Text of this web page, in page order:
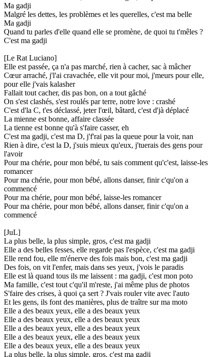
Ma gadji
Malgré les dettes, les problèmes et les querelles, c'est ma belle
Ma gadji
Quand tu parles d'elle quand elle se promène, de quoi tu t'mêles ?
C'est ma gadji
[Le Rat Luciano]
Elle est passée, ça n'a pas marché, rien à cacher, sac à mâcher
Cœur arraché, j'l'ai cravachée, elle vit pour moi, j'meurs pour elle,
pour elle j'vais kalasher
Fallait tout cacher, dis pas bon, on a tout gâché
On s'est clashés, s'est roulés par terre, notre love : crashé
C'est d'la C, t'es déclassé, jeter l'œil, bâtard, c'est d'jà déplacé
La mienne est bonne, affaire classée
La tienne est bonne qu'à s'faire casser, eh
C'est ma gadji, c'est ma D, j'f'rai pas la queue pour la voir, nan
Rien à dire, c'est la D, j'suis mieux qu'eux, j'tuerais des gens pour
l'avoir
Pour ma chérie, pour mon bébé, tu sais comment qu'c'est, laisse-les
romancer
Pour ma chérie, pour mon bébé, allons danser, finir c'qu'on a
commencé
Pour ma chérie, pour mon bébé, laisse-les romancer
Pour ma chérie, pour mon bébé, allons danser, finir c'qu'on a
commencé
[JuL]
La plus belle, la plus simple, gros, c'est ma gadji
Elle a des belles fesses, elle regarde pas l'espèce, c'est ma gadji
Elle rend fou, elle m'énerve des fois mais bon, c'est ma gadji
Des fois, on vit l'enfer, mais dans ses yeux, j'vois le paradis
Elle est là quand tous ils me laissent : ma gadji, c'est mon poto
Ma famille, c'est tout c'qu'il m'reste, j'ai même plus de photos
S'faire des crises, à quoi ça sert ? J'vais rouler vite avec l'auto
Et les gens, ils font des manières, plus de traître sur ma moto
Elle a des beaux yeux, elle a des beaux yeux
Elle a des beaux yeux, elle a des beaux yeux
Elle a des beaux yeux, elle a des beaux yeux
Elle a des beaux yeux, elle a des beaux yeux
Elle a des beaux yeux, elle a des beaux yeux
La plus belle, la plus simple, gros, c'est ma gadji